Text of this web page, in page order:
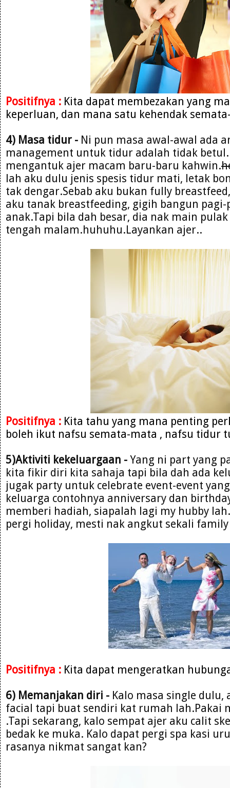
Positifnya : Kita dapat membezakan yang
keperluan, dan mana satu kehendak
4) Masa tidur - Ni pun masa awal-awal ada
management untuk tidur adalah tidak
mengantuk ajer macam baru-baru kahwin.
lah aku dulu jenis spesis tidur mati, letak
tak dengar.Sebab aku bukan fully
aku tanak breastfeeding, gigih bangun
anak.Tapi bila dah besar, dia nak main
tengah malam.huhuhu.Layankan ajer..
Positifnya : Kita tahu yang mana penting
boleh ikut nafsu semata-mata , nafsu tidur
5)Aktiviti kekeluargaan - Yang ni part yang
kita fikir diri kita sahaja tapi bila dah ada
jugak party untuk celebrate event-event
keluarga contohnya anniversary dan
memberi hadiah, siapalah lagi my hubby
pergi holiday, mesti nak angkut sekali
Positifnya : Kita dapat mengeratkan
6) Memanjakan diri - Kalo masa single
facial tapi buat sendiri kat rumah lah.Pakai
.Tapi sekarang, kalo sempat ajer aku calit
bedak ke muka. Kalo dapat pergi spa kasi
rasanya nikmat sangat kan?